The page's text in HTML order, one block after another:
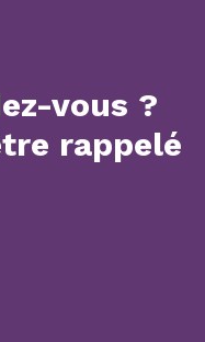
vous ?
rappelé